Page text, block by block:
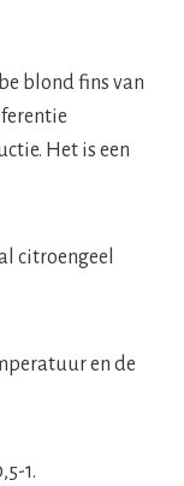
blond fins van
Het is een
citroengeel
en de
1.